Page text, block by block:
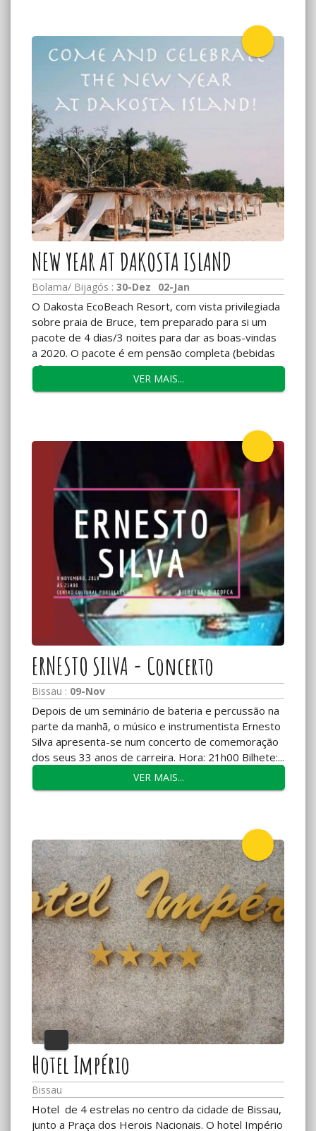
NEW YEAR AT DAKOSTA ISLAND
Bolama/ Bijagós : 30-Dez 02-Jan
O Dakosta EcoBeach Resort, com vista privilegiada
sobre praia de Bruce, tem preparado para si um
pacote de 4 dias/3 noites para dar as boas-vindas
a 2020. O pacote é em pensão completa (bebidas
não...
VER MAIS...
ERNESTO SILVA - Concerto
Bissau : 09-Nov
Depois de um seminário de bateria e percussão na
parte da manhã, o músico e instrumentista Ernesto
Silva apresenta-se num concerto de comemoração
dos seus 33 anos de carreira. Hora: 21h00 Bilhete:...
VER MAIS...
Hotel Império
Bissau
Hotel de 4 estrelas no centro da cidade de Bissau,
junto a Praça dos Herois Nacionais. O hotel Império